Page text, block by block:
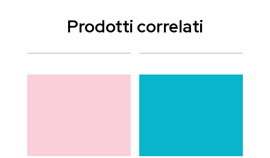
Prodotti correlati